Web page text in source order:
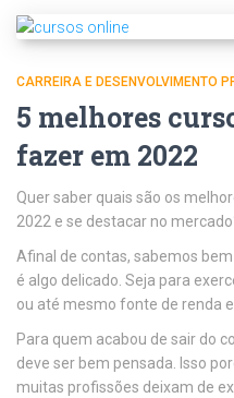
CARREIRA E DESENVOLVIMENTO
5 melhores
fazer em 2022
Quer saber quais são os
2022 e se destacar no
Afinal de contas, sabemos
é algo delicado. Seja para
ou até mesmo fonte de renda
Para quem acabou de sair do
deve ser bem pensada. Isso
muitas profissões deixam de